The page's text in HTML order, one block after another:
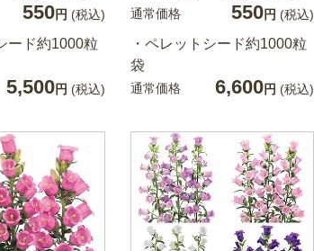
550円 (税込)
ード約1000粒
5,500円 (税込)
通常価格 550円 (税込)
・ペレットシード約1000粒
袋
通常価格 6,600円 (税込)